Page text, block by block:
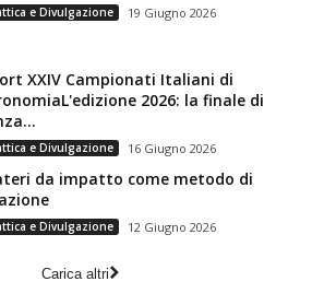
e Divulgazione 19 Giugno 2026
XXIV Campionati Italiani di
2026: la finale di
e Divulgazione 16 Giugno 2026
da impatto come metodo di
e Divulgazione 12 Giugno 2026
Carica altri